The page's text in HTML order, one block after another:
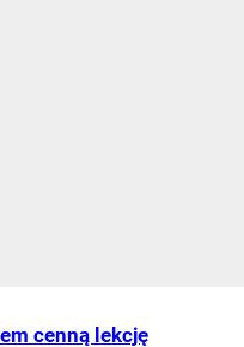
cenną lekcję